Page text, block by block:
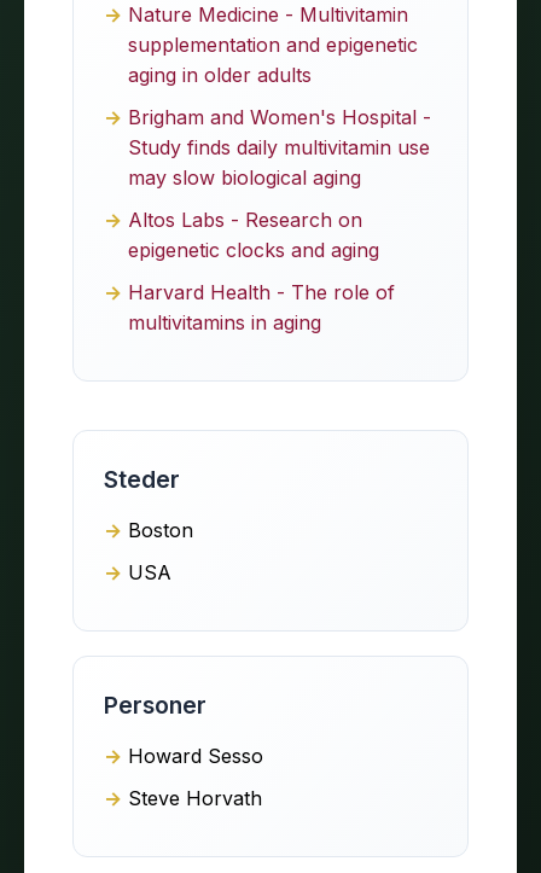
Nature Medicine - Multivitamin
supplementation and epigenetic
aging in older adults
Brigham and Women's Hospital -
Study finds daily multivitamin use
may slow biological aging
Altos Labs - Research on
epigenetic clocks and aging
Harvard Health - The role of
multivitamins in aging
Steder
Boston
USA
Personer
Howard Sesso
Steve Horvath